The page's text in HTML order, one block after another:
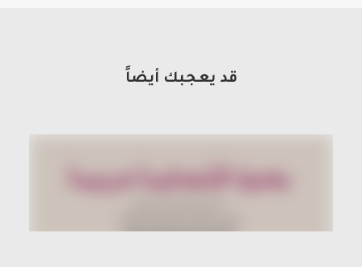
قد يعجبك أيضاً